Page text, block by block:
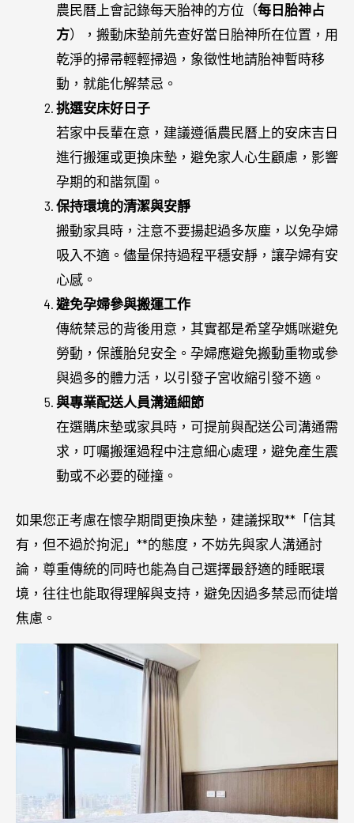
農民曆上會記錄每天胎神的方位（每日胎神占
方），搬動床墊前先查好當日胎神所在位置，用
乾淨的掃帚輕輕掃過，象徵性地請胎神暫時移
動，就能化解禁忌。
挑選安床好日子
若家中長輩在意，建議遵循農民曆上的安床吉日
進行搬運或更換床墊，避免家人心生顧慮，影響
孕期的和諧氛圍。
保持環境的清潔與安靜
搬動家具時，注意不要揚起過多灰塵，以免孕婦
吸入不適。儘量保持過程平穩安靜，讓孕婦有安
心感。
避免孕婦參與搬運工作
傳統禁忌的背後用意，其實都是希望孕媽咪避免
勞動，保護胎兒安全。孕婦應避免搬動重物或參
與過多的體力活，以引發子宮收縮引發不適。
與專業配送人員溝通細節
在選購床墊或家具時，可提前與配送公司溝通需
求，叮囑搬運過程中注意細心處理，避免產生震
動或不必要的碰撞。
如果您正考慮在懷孕期間更換床墊，建議採取**「信其
有，但不過於拘泥」**的態度，不妨先與家人溝通討
論，尊重傳統的同時也能為自己選擇最舒適的睡眠環
境，往往也能取得理解與支持，避免因過多禁忌而徒增
焦慮。